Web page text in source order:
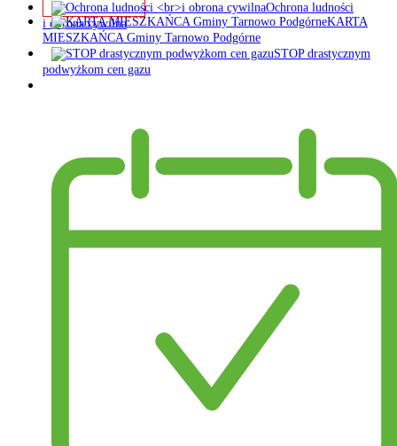
Ochrona ludności
i obrona cywilna
KARTA
MIESZKAŃCA Gminy Tarnowo Podgórne
STOP drastycznym
podwyżkom cen gazu